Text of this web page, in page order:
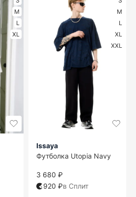
M
L
XL
M
L
XL
XXL
Issaya
Футболка Utopia Navy
3 680 ₽
920 ₽в Сплит